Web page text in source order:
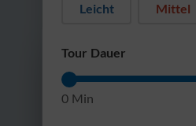
Leicht
Mittel
Tour Dauer
0 Min